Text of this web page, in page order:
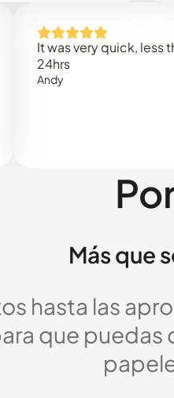
It was very quick, less than
Más que
hasta las
que puedas